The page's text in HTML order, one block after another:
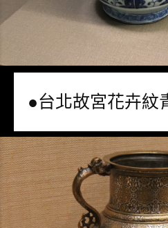
●台北故宮花卉紋